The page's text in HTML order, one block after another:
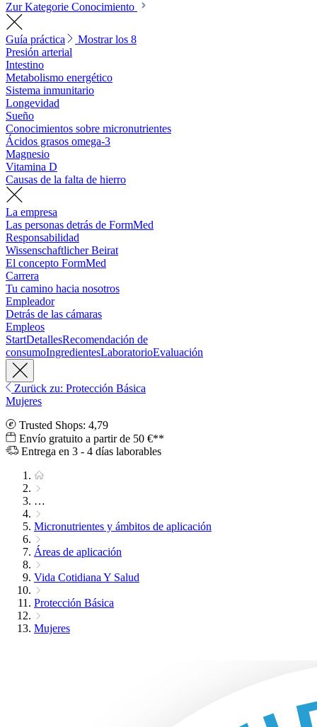
Zur Kategorie Conocimiento
Guía práctica
Mostrar los 8
Presión arterial
Intestino
Metabolismo energético
Sistema inmunitario
Longevidad
Sueño
Conocimientos sobre micronutrientes
Ácidos grasos omega-3
Magnesio
Vitamina D
Causas de la falta de hierro
La empresa
Las personas detrás de FormMed
Responsabilidad
Wissenschaftlicher Beirat
El concepto FormMed
Carrera
Tu camino hacia nosotros
Empleador
Detrás de las cámaras
Empleos
StartDetallesRecomendación de
consumoIngredientesLaboratorioEvaluación
Zurück zu: Protección Básica
Mujeres
Trusted Shops: 4,79
Envío gratuito a partir de 50 €**
Entrega en 3 - 4 días laborables
…
Micronutrientes y ámbitos de aplicación
Áreas de aplicación
Vida Cotidiana Y Salud
Protección Básica
Mujeres